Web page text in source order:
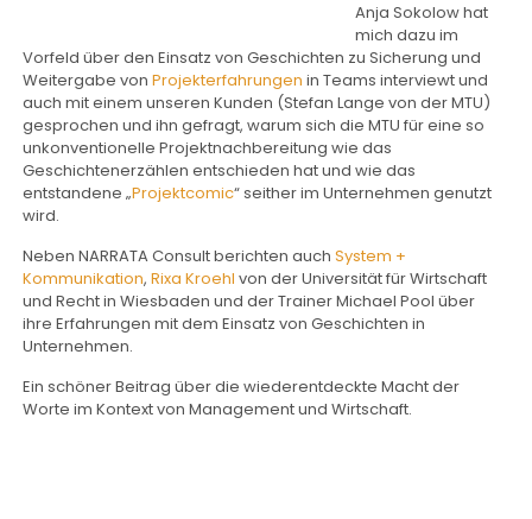
Anja Sokolow hat
mich dazu im
Vorfeld über den Einsatz von Geschichten zu Sicherung und
Weitergabe vonProjekterfahrungenin Teams interviewt und
auch mit einem unseren Kunden (Stefan Lange von der MTU)
gesprochen und ihn gefragt, warum sich die MTU für eine so
unkonventionelle Projektnachbereitung wie das
Geschichtenerzählen entschieden hat und wie das
entstandene „Projektcomic“ seither im Unternehmen genutzt
wird.
Neben NARRATA Consult berichten auchSystem +
Kommunikation,Rixa Kroehlvon der Universität für Wirtschaft
und Recht in Wiesbaden und der Trainer Michael Pool über
ihre Erfahrungen mit dem Einsatz von Geschichten in
Unternehmen.
Ein schöner Beitrag über die wiederentdeckte Macht der
Worte im Kontext von Management und Wirtschaft.